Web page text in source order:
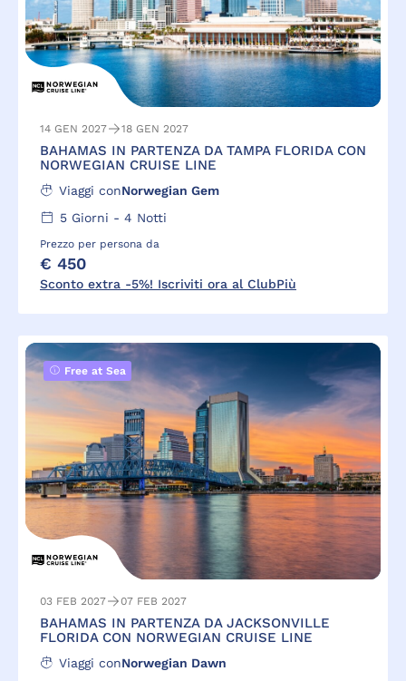
14 GEN 2027 18 GEN 2027
BAHAMAS IN PARTENZA DA TAMPA FLORIDA CON
NORWEGIAN CRUISE LINE
Viaggi conNorwegian Gem
5Giorni - 4 Notti
Prezzo per persona da
€ 450
Sconto extra -5%! Iscriviti ora al ClubPiù
Free at Sea
03 FEB 2027 07 FEB 2027
BAHAMAS IN PARTENZA DA JACKSONVILLE
FLORIDA CON NORWEGIAN CRUISE LINE
Viaggi conNorwegian Dawn